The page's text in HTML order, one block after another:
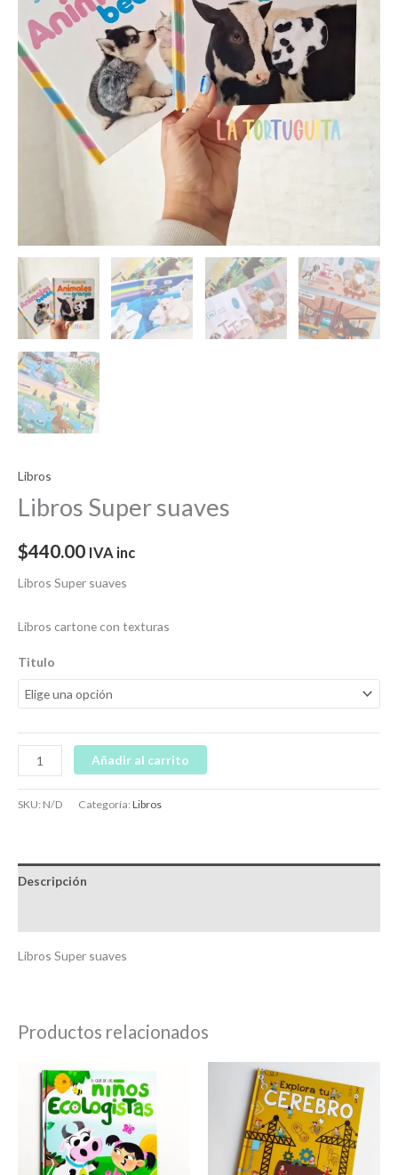
Libros
Libros Super suaves
$440.00 IVA inc
Libros Super suaves
Libros cartone con texturas
Titulo
Añadir al carrito
SKU: N/D Categoría:Libros
Descripción
Libros Super suaves
Productos relacionados